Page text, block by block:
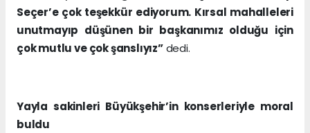
Seçer’e çok teşekkür ediyorum. Kırsal mahalleleri
unutmayıp düşünen bir başkanımız olduğu için
çok mutlu ve çok şanslıyız”dedi.
Yayla sakinleri Büyükşehir’in konserleriyle moral
buldu